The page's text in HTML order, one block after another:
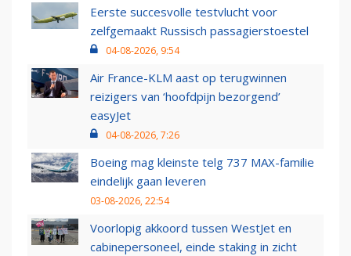
Eerste succesvolle testvlucht voor
zelfgemaakt Russisch passagierstoestel
04-08-2026, 9:54
Air France-KLM aast op terugwinnen
reizigers van ‘hoofdpijn bezorgend’
easyJet
04-08-2026, 7:26
Boeing mag kleinste telg 737 MAX-familie
eindelijk gaan leveren
03-08-2026, 22:54
Voorlopig akkoord tussen WestJet en
cabinepersoneel, einde staking in zicht